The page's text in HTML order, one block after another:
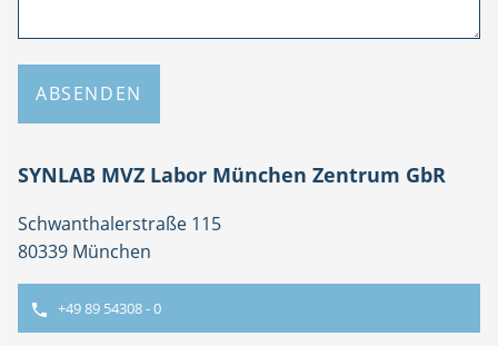
ABSENDEN
Addresse
SYNLAB MVZ Labor München Zentrum GbR
Schwanthalerstraße 115
80339 München
+49 89 54308 - 0